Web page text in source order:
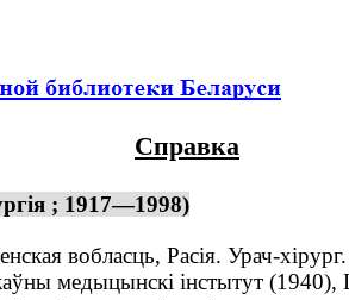
Справка
; 1917—1998)
вобласць, Расія. Урач-
медыцынскі інстытут (1940),